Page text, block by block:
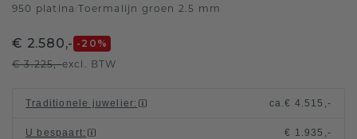
950 platina Toermalijn groen 2.5 mm
€ 2.580,- -20 %
€ 3.225,-excl. BTW
Traditionele juwelier: ca.€ 4.515,-
U bespaart: € 1.935,-